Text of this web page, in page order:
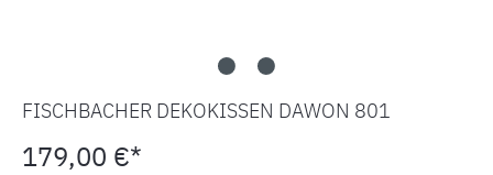
FISCHBACHER DEKOKISSEN DAWON 801
179,00 €*